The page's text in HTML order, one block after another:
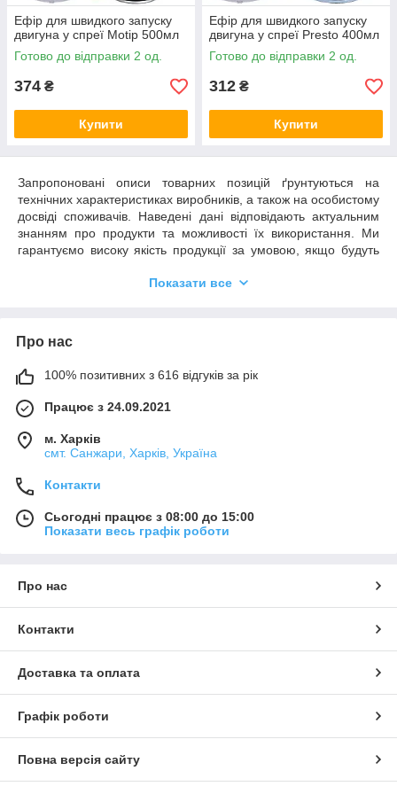
Ефір для швидкого запуску
двигуна у спреї Motip 500мл
Готово до відправки 2 од.
374 ₴
Купити
Ефір для швидкого запуску
двигуна у спреї Presto 400мл
Готово до відправки 2 од.
312 ₴
Купити
Запропоновані описи товарних позицій ґрунтуються на
технічних характеристиках виробників, а також на особистому
досвіді споживачів. Наведені дані відповідають актуальним
знанням про продукти та можливості їх використання. Ми
гарантуємо високу якість продукції за умовою, якщо будуть
Необхідним є пробне тестування обраного продукту у зв'язку
застосування продуктів, якщо на кінцевий результат мали
вплив фактори, що знаходяться поза зоною нашого
контролю.
Показати все
Про нас
100% позитивних з 616 відгуків за рік
Працює з 24.09.2021
м. Харків
смт. Санжари, Харків, Україна
Контакти
Сьогодні працює з 08:00 до 15:00
Показати весь графік роботи
Про нас
Контакти
Доставка та оплата
Графік роботи
Повна версія сайту